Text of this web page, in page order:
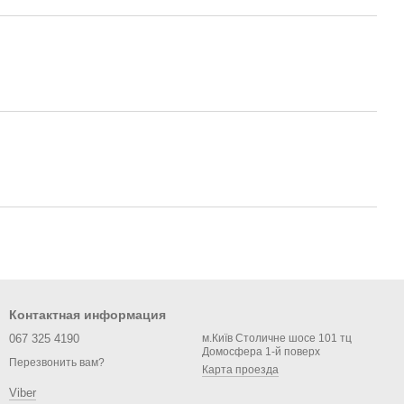
Контактная информация
067 325 4190
Перезвонить вам?
Viber
м.Київ Столичне шосе 101 тц
Домосфера 1-й поверх
Карта проезда